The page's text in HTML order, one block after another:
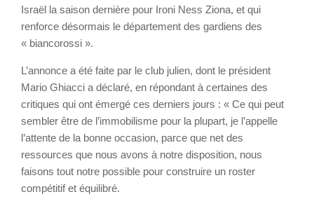
Israël la saison dernière pour Ironi Ness Ziona, et qui
renforce désormais le département des gardiens des
« biancorossi ».
L’annonce a été faite par le club julien, dont le président
Mario Ghiacci a déclaré, en répondant à certaines des
critiques qui ont émergé ces derniers jours : « Ce qui peut
sembler être de l’immobilisme pour la plupart, je l’appelle
l’attente de la bonne occasion, parce que net des
ressources que nous avons à notre disposition, nous
faisons tout notre possible pour construire un roster
compétitif et équilibré.